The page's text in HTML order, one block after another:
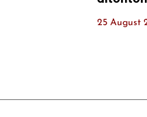
25 August